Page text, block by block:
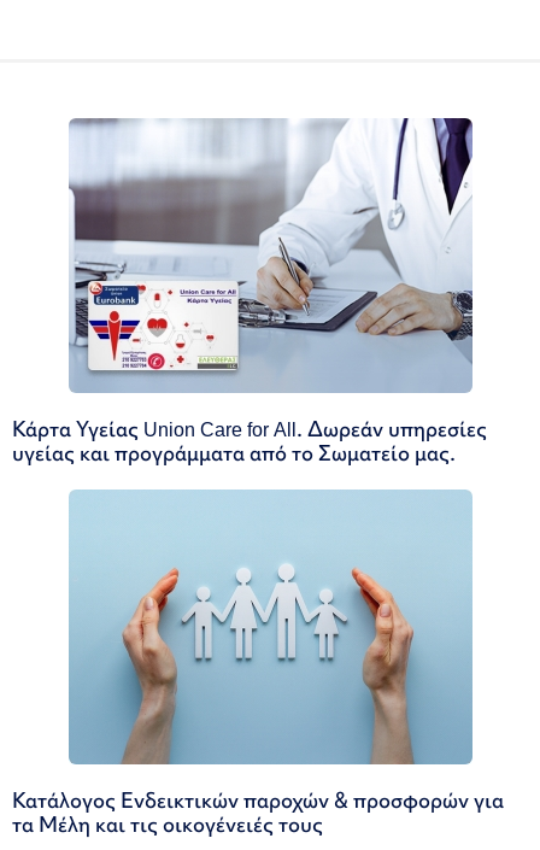
Κάρτα Υγείας Union Care for All. Δωρεάν υπηρεσίες
υγείας και προγράμματα από το Σωματείο μας.
Κατάλογος Ενδεικτικών παροχών & προσφορών για
τα Μέλη και τις οικογένειές τους